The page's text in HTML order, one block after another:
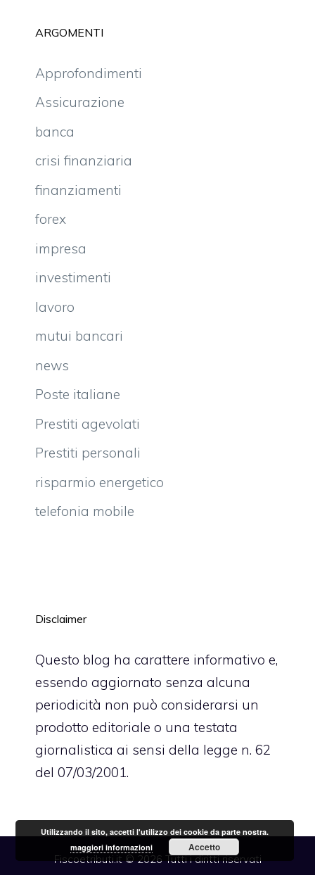
ARGOMENTI
Approfondimenti
Assicurazione
banca
crisi finanziaria
finanziamenti
forex
impresa
investimenti
lavoro
mutui bancari
news
Poste italiane
Prestiti agevolati
Prestiti personali
risparmio energetico
telefonia mobile
Disclaimer
Questo blog ha carattere informativo e,
essendo aggiornato senza alcuna
periodicità non può considerarsi un
prodotto editoriale o una testata
giornalistica ai sensi della legge n. 62
del 07/03/2001.
Fiscoetributi.it © 2026 Tutti i diritti riservati
Utilizzando il sito, accetti l'utilizzo dei cookie da parte nostra.
maggiori informazioni
Accetto